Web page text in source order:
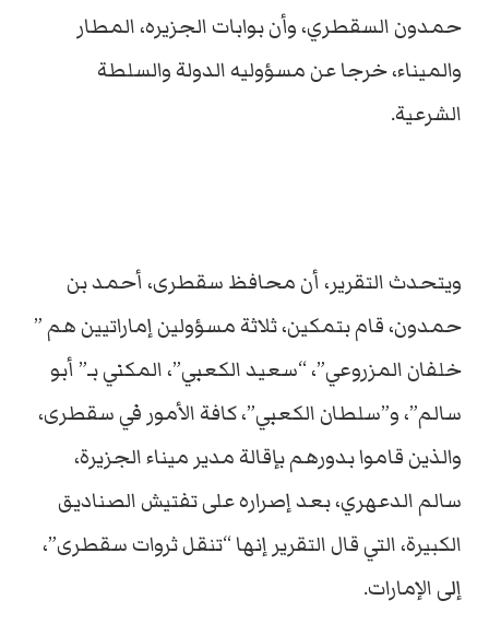
حمدون السقطري، وأن بوابات الجزيره، المطار
والميناء، خرجا عن مسؤوليه الدولة والسلطة
الشرعية.
ويتحدث التقرير، أن محافظ سقطرى، أحمد بن
حمدون، قام بتمكين، ثلاثة مسؤولين إماراتيين هم ”
خلفان المزروعي”، “سعيد الكعبي”، المكني بـ” أبو
سالم”، و”سلطان الكعبي”، كافة الأمور في سقطرى،
والذين قاموا بدورهم بإقالة مدير ميناء الجزيرة،
سالم الدعهري، بعد إصراره على تفتيش الصناديق
الكبيرة، التي قال التقرير إنها “تنقل ثروات سقطرى”،
إلى الإمارات.